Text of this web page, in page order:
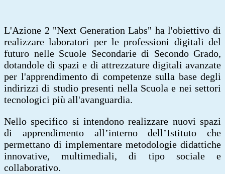
L'Azione 2 "Next Generation Labs" ha l'obiettivo di
realizzare laboratori per le professioni digitali del
futuro nelle Scuole Secondarie di Secondo Grado,
dotandole di spazi e di attrezzature digitali avanzate
per l'apprendimento di competenze sulla base degli
indirizzi di studio presenti nella Scuola e nei settori
tecnologici più all'avanguardia.
Nello specifico si intendono realizzare nuovi spazi
di apprendimento all’interno dell’Istituto che
permettano di implementare metodologie didattiche
innovative, multimediali, di tipo sociale e
collaborativo.